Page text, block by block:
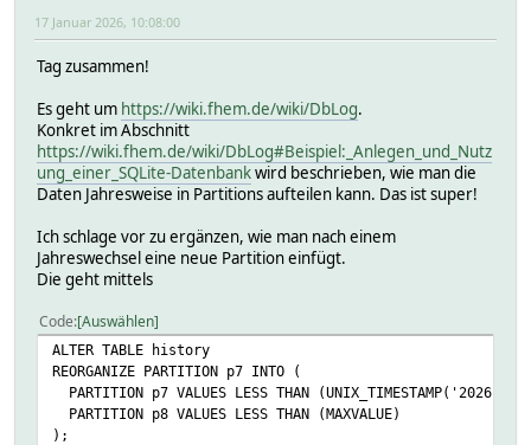
17 Januar 2026, 10:08:00
Tag zusammen!
Es geht um https://wiki.fhem.de/wiki/DbLog.
Konkret im Abschnitt
https://wiki.fhem.de/wiki/DbLog#Beispiel:_Anlegen_und_Nutz
ung_einer_SQLite-Datenbankwird beschrieben, wie man die
Daten Jahresweise in Partitions aufteilen kann. Das ist super!
Ich schlage vor zu ergänzen, wie man nach einem
Jahreswechsel eine neue Partition einfügt.
Die geht mittels
Code Auswählen
ALTER TABLE history
REORGANIZE PARTITION p7 INTO (
PARTITION p7 VALUES LESS THAN (UNIX_TIMESTAMP('2026-
PARTITION p8 VALUES LESS THAN (MAXVALUE)
);